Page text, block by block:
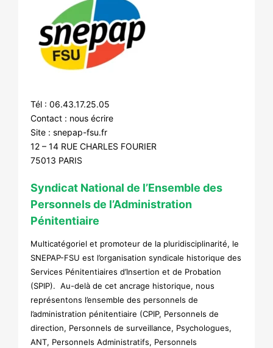
Tél : 06.43.17.25.05
Contact : nous écrire
Site : snepap-fsu.fr
12 – 14 RUE CHARLES FOURIER
75013 PARIS
Syndicat National de l’Ensemble des
Personnels de l’Administration
Pénitentiaire
Multicatégoriel et promoteur de la pluridisciplinarité, le
SNEPAP-FSU est l’organisation syndicale historique des
Services Pénitentiaires d’Insertion et de Probation
(SPIP). Au-delà de cet ancrage historique, nous
représentons l’ensemble des personnels de
l’administration pénitentiaire (CPIP, Personnels de
direction, Personnels de surveillance, Psychologues,
ANT, Personnels Administratifs, Personnels